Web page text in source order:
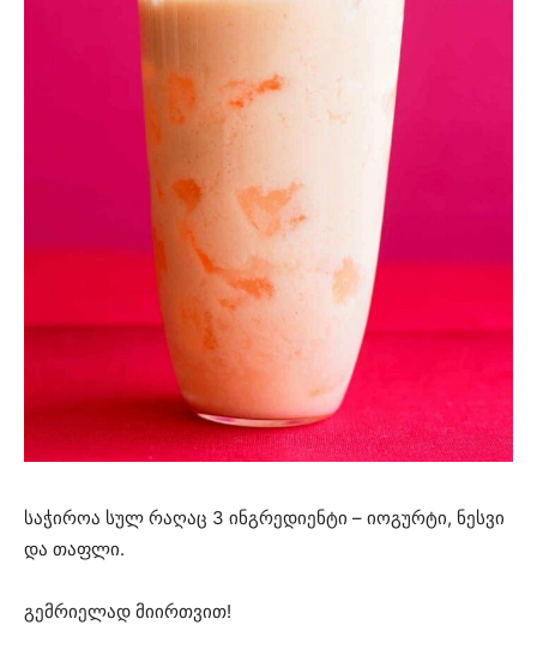
საჭიროა სულ რაღაც 3 ინგრედიენტი – იოგურტი, ნესვი
და თაფლი.
გემრიელად მიირთვით!